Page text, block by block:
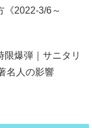
《2022-3/6～
限爆弾｜サニタリ
名人の影響